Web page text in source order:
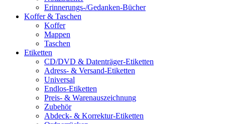
Erinnerungs-/Gedanken-Bücher
Koffer & Taschen
Koffer
Mappen
Taschen
Etiketten
CD/DVD & Datenträger-Etiketten
Adress- & Versand-Etiketten
Universal
Endlos-Etiketten
Preis- & Warenauszeichnung
Zubehör
Abdeck- & Korrektur-Etiketten